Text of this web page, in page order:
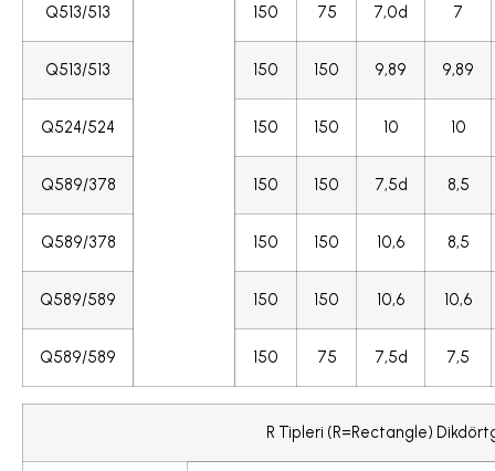
Q513/513 150 75 7,0d 7
Q513/513 150 150 9,89 9,89
Q524/524 150 150 10 10
Q589/378 150 150 7,5d 8,5
Q589/378 150 150 10,6 8,5
Q589/589 150 150 10,6 10,6
Q589/589 150 75 7,5d 7,5
R Tipleri (R=Rectangle)